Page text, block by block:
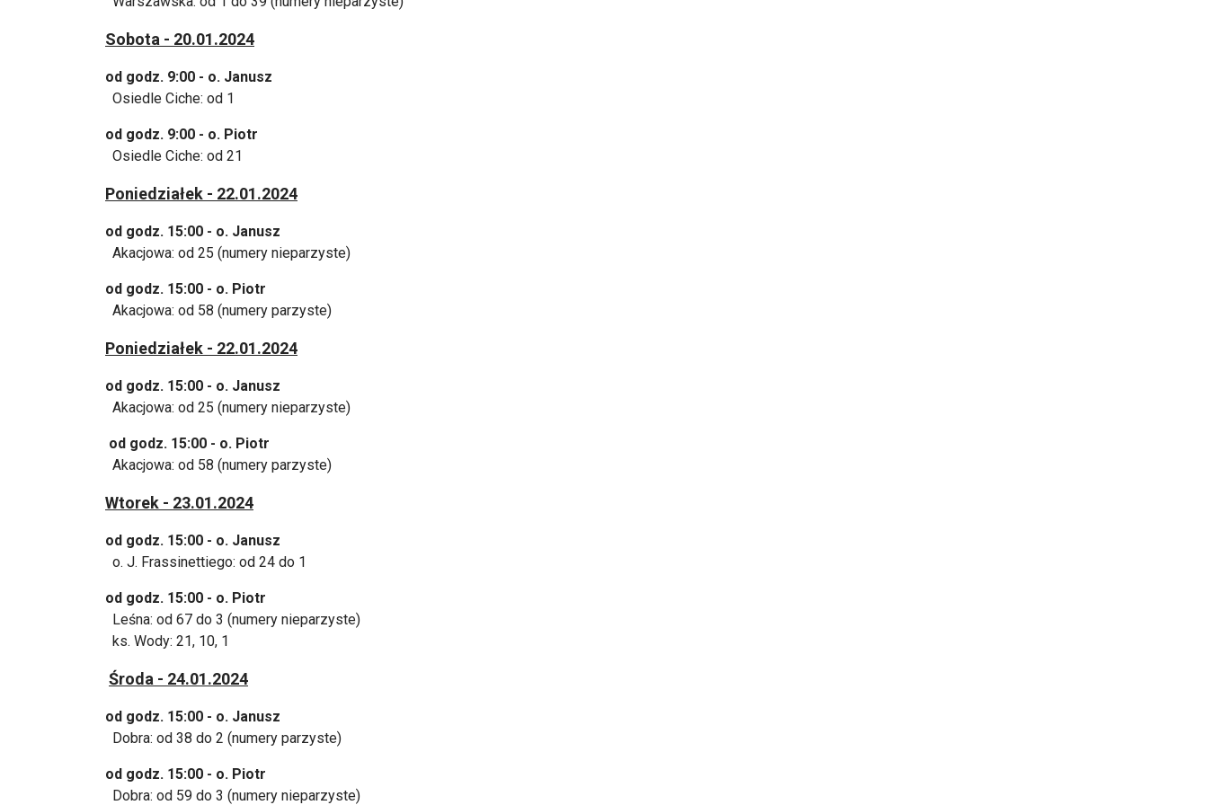
Sobota - 20.01.2024
od godz. 9:00 - o. Janusz
Osiedle Ciche: od 1
od godz. 9:00 - o. Piotr
Osiedle Ciche: od 21
Poniedziałek - 22.01.2024
od godz. 15:00 - o. Janusz
Akacjowa: od 25 (numery nieparzyste)
od godz. 15:00 - o. Piotr
Akacjowa: od 58 (numery parzyste)
Poniedziałek - 22.01.2024
od godz. 15:00 - o. Janusz
Akacjowa: od 25 (numery nieparzyste)
od godz. 15:00 - o. Piotr
Akacjowa: od 58 (numery parzyste)
Wtorek - 23.01.2024
od godz. 15:00 - o. Janusz
o. J. Frassinettiego: od 24 do 1
od godz. 15:00 - o. Piotr
Leśna: od 67 do 3 (numery nieparzyste)
ks. Wody: 21, 10, 1
Środa - 24.01.2024
od godz. 15:00 - o. Janusz
Dobra: od 38 do 2 (numery parzyste)
od godz. 15:00 - o. Piotr
Dobra: od 59 do 3 (numery nieparzyste)